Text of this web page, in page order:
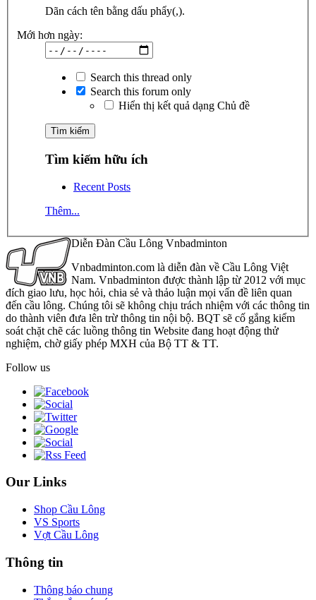
Dãn cách tên bằng dấu phẩy(,).
Mới hơn ngày:
Search this thread only
Search this forum only
Hiển thị kết quả dạng Chủ đề
Tìm kiếm hữu ích
Recent Posts
Thêm...
Diễn Đàn Cầu Lông Vnbadminton
Vnbadminton.com là diễn đàn về Cầu Lông Việt
Nam. Vnbadminton được thành lập từ 2012 với mục
đích giao lưu, học hỏi, chia sẻ và thảo luận mọi vấn đề liên quan
đến cầu lông. Chúng tôi sẽ không chịu trách nhiệm với các thông tin
do thành viên đưa lên trừ thông tin nội bộ. BQT sẽ cố gắng kiểm
soát chặt chẽ các luồng thông tin Website đang hoạt động thử
nghiệm, chờ giấy phép MXH của Bộ TT & TT.
Follow us
Our Links
Shop Cầu Lông
VS Sports
Vợt Cầu Lông
Thông tin
Thông báo chung